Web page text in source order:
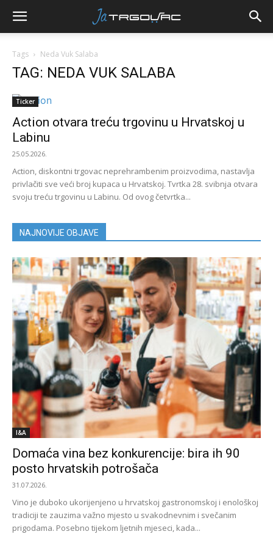
Tags Neda Vuk Salaba
TAG: NEDA VUK SALABA
Ticker
Action otvara treću trgovinu u Hrvatskoj u
Labinu
25.05.2026.
Action, diskontni trgovac neprehrambenim proizvodima, nastavlja
privlačiti sve veći broj kupaca u Hrvatskoj. Tvrtka 28. svibnja otvara
svoju treću trgovinu u Labinu. Od ovog četvrtka...
NAJNOVIJE OBJAVE
I&A
Domaća vina bez konkurencije: bira ih 90
posto hrvatskih potrošača
31.07.2026.
Vino je duboko ukorijenjeno u hrvatskoj gastronomskoj i enološkoj
tradiciji te zauzima važno mjesto u svakodnevnim i svečanim
prigodama. Posebno tijekom ljetnih mjeseci, kada...